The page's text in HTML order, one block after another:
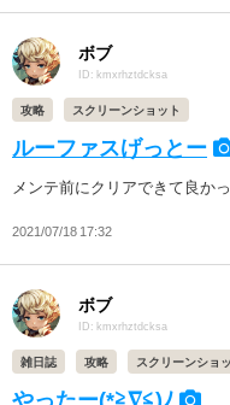
ボブ
ID: kmxrhztdcksa
攻略 スクリーンショット
ルーファスげっとー
メンテ前にクリアできて良か
2021/07/18 17:32
ボブ
ID: kmxrhztdcksa
雑日誌 攻略 スクリーンショ
やったー(*≧∇≦)ﾉ